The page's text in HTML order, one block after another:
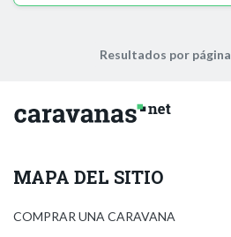
Resultados por página
MAPA DEL SITIO
COMPRAR UNA CARAVANA